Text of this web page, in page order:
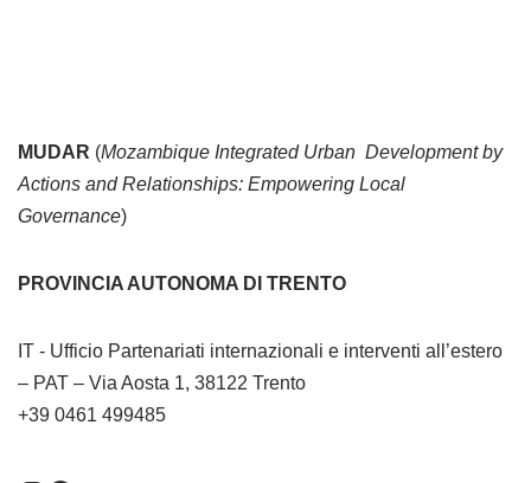
MUDAR (Mozambique Integrated Urban Development by
Actions and Relationships: Empowering Local
Governance)
PROVINCIA AUTONOMA DI TRENTO
IT - Ufficio Partenariati internazionali e interventi all’estero
– PAT – Via Aosta 1, 38122 Trento
+39 0461 499485